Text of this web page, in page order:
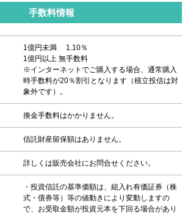
手数料情報
1億円未満 1.10％
1億円以上 無手数料
※インターネットでご購入する場合、通常購入
時手数料が20％割引となります（積立投信は対
象外です）。
換金手数料はかかりません。
信託財産留保額はありません。
詳しくは販売会社にお問合せください。
・投資信託の基準価額は、組入れ有価証券（株
式・債券等）等の値動きにより変動しますの
で、お受取金額が投資元本を下回る場合があり